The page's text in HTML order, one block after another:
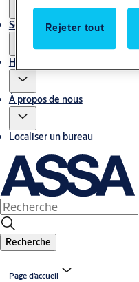
Service
Histoires
À propos de nous
Localiser un bureau
Recherche
Page d’accueil
Rejeter tout